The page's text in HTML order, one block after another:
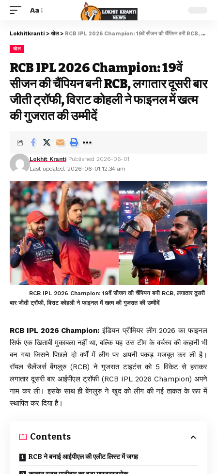
Aa
Lokhitkranti >खेल> RCB IPL 2026 Champion: 19वें सीजन की चैंपियन बनी RCB, लगातार दूसरी बार जीती ट्रॉफी, विराट कोहली ने फाइनल में खत्म की गुजरात की उम्मीदें
खेल
RCB IPL 2026 Champion: 19वें
सीजन की चैंपियन बनी RCB, लगातार दूसरी बार
जीती ट्रॉफी, विराट कोहली ने फाइनल में खत्म
की गुजरात की उम्मीदें
Last updated: 2026-06-01 12:34 am
Lokhit Kranti Published 2026-06-01
RCB IPL 2026 Champion: 19वें सीजन की चैंपियन बनी RCB, लगातार दूसरी
बार जीती ट्रॉफी, विराट कोहली ने फाइनल में खत्म की गुजरात की उम्मीदें
RCB IPL 2026 Champion: इंडियन प्रीमियर लीग 2026 का फाइनल
सिर्फ एक खिताबी मुकाबला नहीं था, बल्कि यह उस टीम के वर्चस्व की कहानी भी
बन गया जिसने पिछले दो वर्षों में लीग पर अपनी पकड़ मजबूत कर ली है।
रॉयल चैलेंजर्स बेंगलुरु (RCB) ने गुजरात टाइटंस को 5 विकेट से हराकर
लगातार दूसरी बार आईपीएल ट्रॉफी (RCB IPL 2026 Champion) अपने
नाम कर ली। इसके साथ ही बेंगलुरु ने खुद को लीग की नई ताकत के रूप में
स्थापित कर दिया है।
Contents
RCB ने बनाई आईपीएल की एलीट लिस्ट में जगह